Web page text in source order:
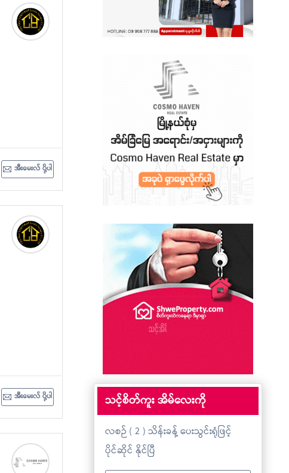
အီးမေးလ် ပို့ပါ
အီးမေးလ် ပို့ပါ သင့်စိတ်ကူး အိမ်လေးကို
လစဉ် ( 2 ) သိန်းခန့် ပေးသွင်းရုံဖြင့်
ပိုင်ဆိုင် နိုင်ပြီ